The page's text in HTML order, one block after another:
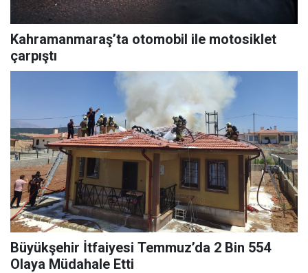
Kahramanmaraş’ta otomobil ile motosiklet
çarpıştı
Büyükşehir İtfaiyesi Temmuz’da 2 Bin 554
Olaya Müdahale Etti